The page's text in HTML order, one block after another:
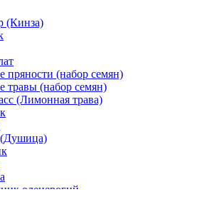
(Кинза)
пряности (набор семян)
травы (набор семян)
(Лимонная трава)
оленерогий